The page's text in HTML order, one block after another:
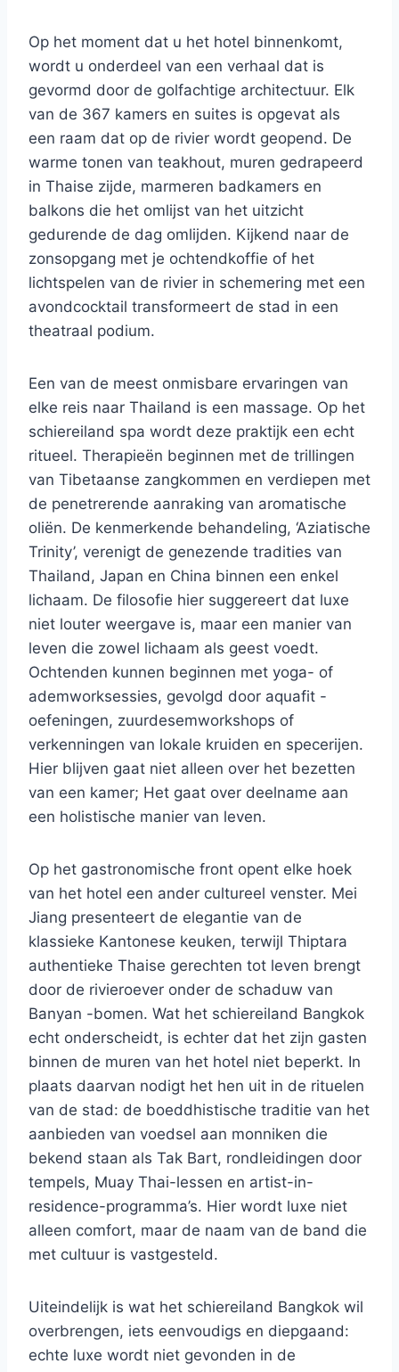
Op het moment dat u het hotel binnenkomt,
wordt u onderdeel van een verhaal dat is
gevormd door de golfachtige architectuur. Elk
van de 367 kamers en suites is opgevat als
een raam dat op de rivier wordt geopend. De
warme tonen van teakhout, muren gedrapeerd
in Thaise zijde, marmeren badkamers en
balkons die het omlijst van het uitzicht
gedurende de dag omlijden. Kijkend naar de
zonsopgang met je ochtendkoffie of het
lichtspelen van de rivier in schemering met een
avondcocktail transformeert de stad in een
theatraal podium.
Een van de meest onmisbare ervaringen van
elke reis naar Thailand is een massage. Op het
schiereiland spa wordt deze praktijk een echt
ritueel. Therapieën beginnen met de trillingen
van Tibetaanse zangkommen en verdiepen met
de penetrerende aanraking van aromatische
oliën. De kenmerkende behandeling, ‘Aziatische
Trinity’, verenigt de genezende tradities van
Thailand, Japan en China binnen een enkel
lichaam. De filosofie hier suggereert dat luxe
niet louter weergave is, maar een manier van
leven die zowel lichaam als geest voedt.
Ochtenden kunnen beginnen met yoga- of
ademworksessies, gevolgd door aquafit -
oefeningen, zuurdesemworkshops of
verkenningen van lokale kruiden en specerijen.
Hier blijven gaat niet alleen over het bezetten
van een kamer; Het gaat over deelname aan
een holistische manier van leven.
Op het gastronomische front opent elke hoek
van het hotel een ander cultureel venster. Mei
Jiang presenteert de elegantie van de
klassieke Kantonese keuken, terwijl Thiptara
authentieke Thaise gerechten tot leven brengt
door de rivieroever onder de schaduw van
Banyan -bomen. Wat het schiereiland Bangkok
echt onderscheidt, is echter dat het zijn gasten
binnen de muren van het hotel niet beperkt. In
plaats daarvan nodigt het hen uit in de rituelen
van de stad: de boeddhistische traditie van het
aanbieden van voedsel aan monniken die
bekend staan ​​als Tak Bart, rondleidingen door
tempels, Muay Thai-lessen en artist-in-
residence-programma’s. Hier wordt luxe niet
alleen comfort, maar de naam van de band die
met cultuur is vastgesteld.
Uiteindelijk is wat het schiereiland Bangkok wil
overbrengen, iets eenvoudigs en diepgaand:
echte luxe wordt niet gevonden in de